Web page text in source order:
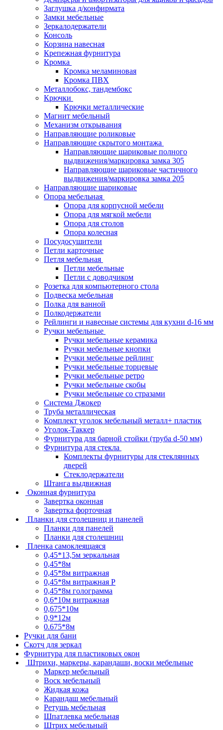
Заглушка д/конфирмата
Замки мебельные
Зеркалодержатели
Консоль
Корзина навесная
Крепежная фурнитура
Кромка
Кромка меламиновая
Кромка ПВХ
Металлобокс, тандембокс
Крючки
Крючки металлические
Магнит мебельный
Механизм открывания
Направляющие роликовые
Направляющие скрытого монтажа
Направляющие шариковые полного
выдвижения/маркировка замка 305
Направляющие шариковые частичного
выдвижения/маркировка замка 205
Направляющие шариковые
Опора мебельная
Опора для корпусной мебели
Опора для мягкой мебели
Опора для столов
Опора колесная
Посудосушители
Петли карточные
Петля мебельная
Петли мебельные
Петли с доводчиком
Розетка для компьютерного стола
Подвеска мебельная
Полка для ванной
Полкодержатели
Рейлинги и навесные системы для кухни d-16 мм
Ручки мебельные
Ручки мебельные керамика
Ручки мебельные кнопки
Ручки мебельные рейлинг
Ручки мебельные торцевые
Ручки мебельные ретро
Ручки мебельные скобы
Ручки мебельные со стразами
Система Джокер
Труба металлическая
Комплект уголок мебельный металл+ пластик
Уголок-Таккер
Фурнитура для барной стойки (труба d-50 мм)
Фурнитура для стекла
Комплекты фурнитуры для стеклянных
дверей
Стеклодержатели
Штанга выдвижная
Оконная фурнитура
Завертка оконная
Завертка форточная
Планки для столешниц и панелей
Планки для панелей
Планки для столешниц
Пленка самоклеящаяся
0,45*13,5м зеркальная
0,45*8м
0,45*8м витражная
0,45*8м витражная Р
0,45*8м голограмма
0,6*10м витражная
0,675*10м
0,9*12м
0.675*8м
Ручки для бани
Скотч для зеркал
Фурнитура для пластиковых окон
Штрихи, маркеры, карандаши, воски мебельные
Маркер мебельный
Воск мебельный
Жидкая кожа
Карандаш мебельный
Ретушь мебельная
Шпатлевка мебельная
Штрих мебельный